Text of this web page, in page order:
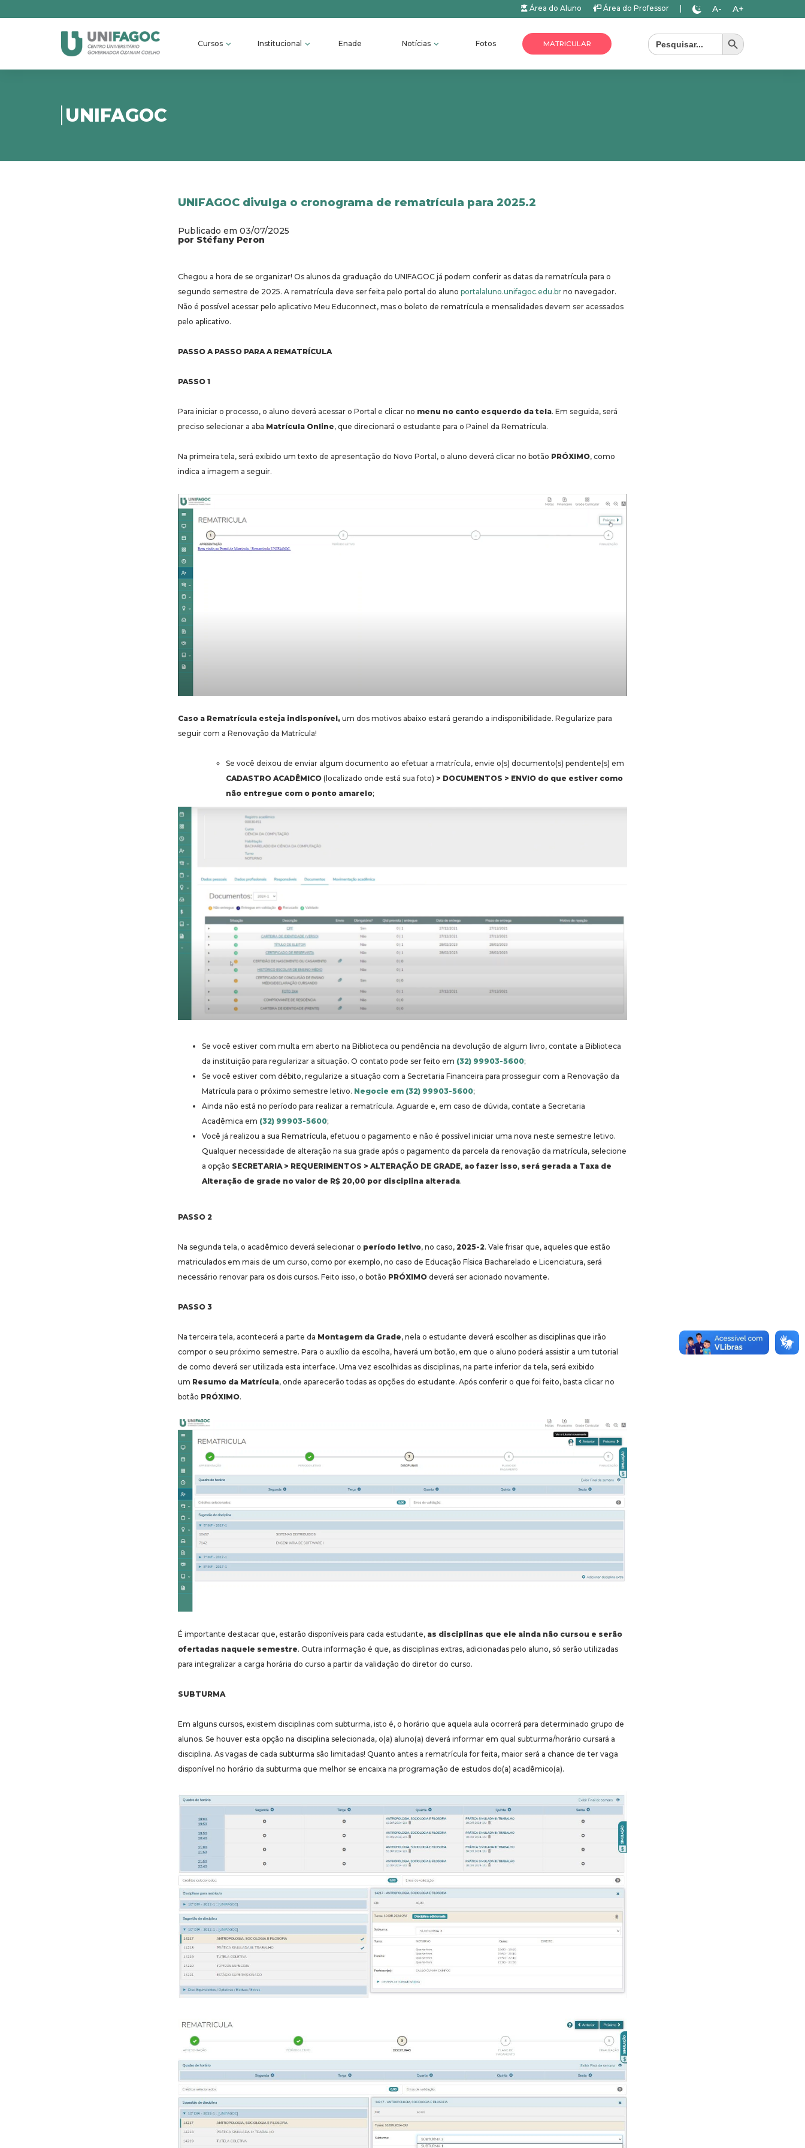
Área do Aluno Área do Professor A- A+
Cursos Institucional Enade Notícias Fotos MATRICULAR
Search
for:
Search Button
UNIFAGOC
UNIFAGOC divulga o cronograma de rematrícula para 2025.2
Publicado em 03/07/2025
por Stéfany Peron
Chegou a hora de se organizar! Os alunos da graduação do UNIFAGOC já podem conferir as datas da rematrícula para o
segundo semestre de 2025. A rematrícula deve ser feita pelo portal do aluno portalaluno.unifagoc.edu.br no navegador.
Não é possível acessar pelo aplicativo Meu Educonnect, mas o boleto de rematrícula e mensalidades devem ser acessados
pelo aplicativo.
PASSO A PASSO PARA A REMATRÍCULA
PASSO 1
Para iniciar o processo, o aluno deverá acessar o Portal e clicar no menu no canto esquerdo da tela. Em seguida, será
preciso selecionar a aba Matrícula Online, que direcionará o estudante para o Painel da Rematrícula.
Na primeira tela, será exibido um texto de apresentação do Novo Portal, o aluno deverá clicar no botão PRÓXIMO, como
indica a imagem a seguir.
Caso a Rematrícula esteja indisponível, um dos motivos abaixo estará gerando a indisponibilidade. Regularize para
seguir com a Renovação da Matrícula!
Se você deixou de enviar algum documento ao efetuar a matrícula, envie o(s) documento(s) pendente(s) em
CADASTRO ACADÊMICO (localizado onde está sua foto) > DOCUMENTOS > ENVIO do que estiver como
não entregue com o ponto amarelo;
Se você estiver com multa em aberto na Biblioteca ou pendência na devolução de algum livro, contate a Biblioteca
da instituição para regularizar a situação. O contato pode ser feito em (32) 99903-5600;
Se você estiver com débito, regularize a situação com a Secretaria Financeira para prosseguir com a Renovação da
Matrícula para o próximo semestre letivo. Negocie em (32) 99903-5600;
Ainda não está no período para realizar a rematrícula. Aguarde e, em caso de dúvida, contate a Secretaria
Acadêmica em (32) 99903-5600;
Você já realizou a sua Rematrícula, efetuou o pagamento e não é possível iniciar uma nova neste semestre letivo.
Qualquer necessidade de alteração na sua grade após o pagamento da parcela da renovação da matrícula, selecione
a opção SECRETARIA > REQUERIMENTOS > ALTERAÇÃO DE GRADE, ao fazer isso, será gerada a Taxa de
Alteração de grade no valor de R$ 20,00 por disciplina alterada.
PASSO 2
Na segunda tela, o acadêmico deverá selecionar o período letivo, no caso, 2025-2. Vale frisar que, aqueles que estão
matriculados em mais de um curso, como por exemplo, no caso de Educação Física Bacharelado e Licenciatura, será
necessário renovar para os dois cursos. Feito isso, o botão PRÓXIMO deverá ser acionado novamente.
PASSO 3
Na terceira tela, acontecerá a parte da Montagem da Grade, nela o estudante deverá escolher as disciplinas que irão
compor o seu próximo semestre. Para o auxílio da escolha, haverá um botão, em que o aluno poderá assistir a um tutorial
de como deverá ser utilizada esta interface. Uma vez escolhidas as disciplinas, na parte inferior da tela, será exibido
um Resumo da Matrícula, onde aparecerão todas as opções do estudante. Após conferir o que foi feito, basta clicar no
botão PRÓXIMO.
É importante destacar que, estarão disponíveis para cada estudante, as disciplinas que ele ainda não cursou e serão
ofertadas naquele semestre. Outra informação é que, as disciplinas extras, adicionadas pelo aluno, só serão utilizadas
para integralizar a carga horária do curso a partir da validação do diretor do curso.
SUBTURMA
Em alguns cursos, existem disciplinas com subturma, isto é, o horário que aquela aula ocorrerá para determinado grupo de
alunos. Se houver esta opção na disciplina selecionada, o(a) aluno(a) deverá informar em qual subturma/horário cursará a
disciplina. As vagas de cada subturma são limitadas! Quanto antes a rematrícula for feita, maior será a chance de ter vaga
disponível no horário da subturma que melhor se encaixa na programação de estudos do(a) acadêmico(a).